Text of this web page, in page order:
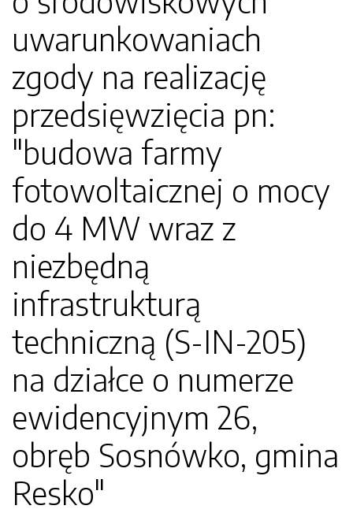
uwarunkowaniach
zgody na realizację
przedsięwzięcia pn:
"budowa farmy
fotowoltaicznej o mocy
do 4 MW wraz z
niezbędną
infrastrukturą
techniczną (S-IN-205)
na działce o numerze
ewidencyjnym 26,
obręb Sosnówko, gmina
Resko"